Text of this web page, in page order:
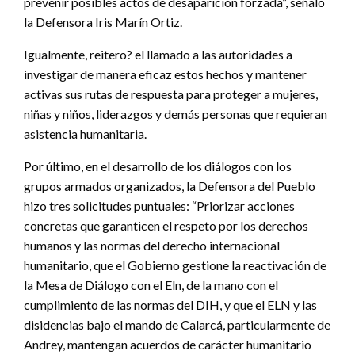
la Defensora Iris Marín Ortiz.
Igualmente, reitero? el llamado a las autoridades a
investigar de manera eficaz estos hechos y mantener
activas sus rutas de respuesta para proteger a mujeres,
niñas y niños, liderazgos y demás personas que requieran
asistencia humanitaria.
Por último, en el desarrollo de los diálogos con los
grupos armados organizados, la Defensora del Pueblo
hizo tres solicitudes puntuales: “Priorizar acciones
concretas que garanticen el respeto por los derechos
humanos y las normas del derecho internacional
humanitario, que el Gobierno gestione la reactivación de
la Mesa de Diálogo con el Eln, de la mano con el
cumplimiento de las normas del DIH, y que el ELN y las
disidencias bajo el mando de Calarcá, particularmente de
Andrey, mantengan acuerdos de carácter humanitario